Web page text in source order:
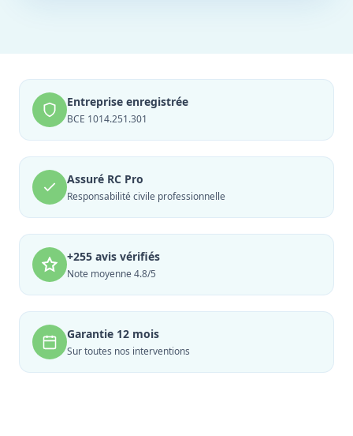
Entreprise enregistrée
BCE 1014.251.301
Assuré RC Pro
Responsabilité civile professionnelle
+255 avis vérifiés
Note moyenne 4.8/5
Garantie 12 mois
Sur toutes nos interventions